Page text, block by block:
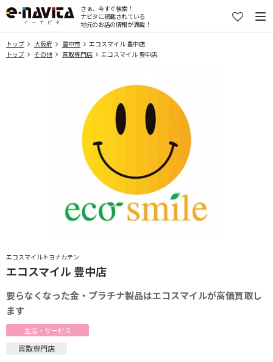
さぁ、今すぐ検索！
ナビタに掲載されている
地元のお店の情報が満載！
トップ 大阪府 豊中市
エコスマイル 豊中店
トップ
その他 買取専門店 エコスマイル 豊中店
エコスマイルトヨナカテン
エコスマイル 豊中店
要らなくなった金・プラチナ製品はエコスマイルが高価買取し
ます
生活・サービス
買取専門店